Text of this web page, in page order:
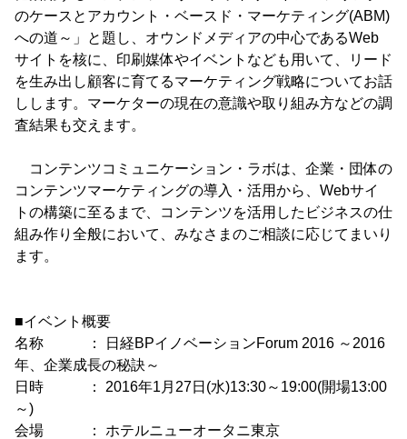
のケースとアカウント・ベースド・マーケティング(ABM)
への道～」と題し、オウンドメディアの中心であるWeb
サイトを核に、印刷媒体やイベントなども用いて、リード
を生み出し顧客に育てるマーケティング戦略についてお話
しします。マーケターの現在の意識や取り組み方などの調
査結果も交えます。
コンテンツコミュニケーション・ラボは、企業・団体の
コンテンツマーケティングの導入・活用から、Webサイ
トの構築に至るまで、コンテンツを活用したビジネスの仕
組み作り全般において、みなさまのご相談に応じてまいり
ます。
■イベント概要
名称 ： 日経BPイノベーションForum 2016 ～2016
年、企業成長の秘訣～
日時 ： 2016年1月27日(水)13:30～19:00(開場13:00
～)
会場 ： ホテルニューオータニ東京